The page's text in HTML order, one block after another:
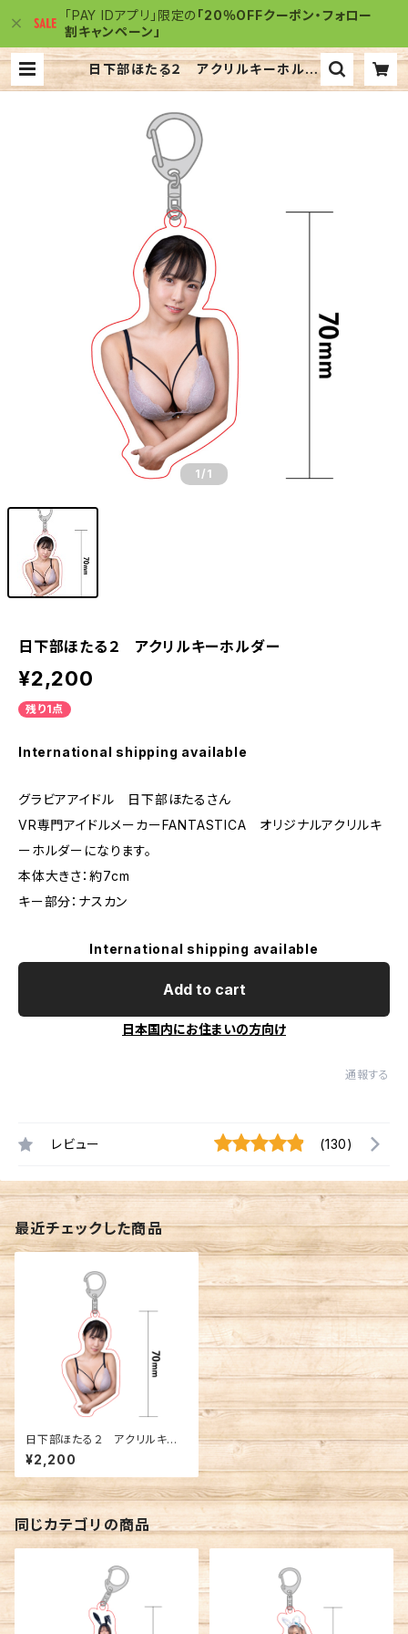
「PAY IDアプリ」限定の 「20％OFFクーポン・フォロー
割キャンペーン」
日下部ほたる２ アクリルキーホルダ
ー | アクリルJACK
1 /1
日下部ほたる２ アクリルキーホルダー
¥2,200
残り1点
International shipping available
グラビアアイドル 日下部ほたるさん
VR専門アイドルメーカーFANTASTICA オリジナルアクリルキ
ーホルダーになります。
本体大きさ：約7cm
キー部分：ナスカン
International shipping available
Add to cart
日本国内にお住まいの方向け
通報する
レビュー (130)
最近チェックした商品
日下部ほたる２ アクリルキー
ホルダー
¥2,200
同じカテゴリの商品